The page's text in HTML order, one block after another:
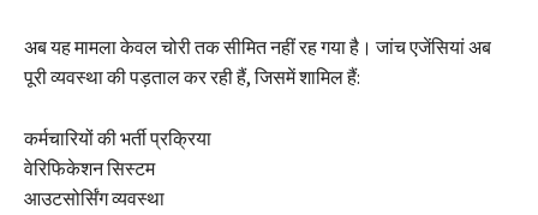
अब यह मामला केवल चोरी तक सीमित नहीं रह गया है। जांच एजेंसियां अब
पूरी व्यवस्था की पड़ताल कर रही हैं, जिसमें शामिल हैं:
कर्मचारियों की भर्ती प्रक्रिया
वेरिफिकेशन सिस्टम
आउटसोर्सिंग व्यवस्था